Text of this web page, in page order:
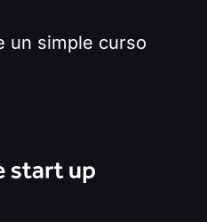
un simple curso